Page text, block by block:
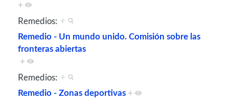
+
Remedios: +
Remedio - Un mundo unido. Comisión sobre las
fronteras abiertas
+
Remedios: +
Remedio - Zonas deportivas +